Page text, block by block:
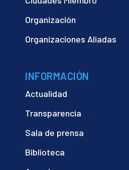
Organización
Organizaciones Aliadas
INFORMACIÓN
Actualidad
Transparencia
Sala de prensa
Biblioteca